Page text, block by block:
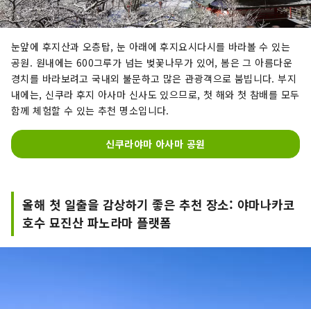
눈앞에 후지산과 오층탑, 눈 아래에 후지요시다시를 바라볼 수 있는
공원. 원내에는 600그루가 넘는 벚꽃나무가 있어, 봄은 그 아름다운
경치를 바라보려고 국내외 불문하고 많은 관광객으로 붐빕니다. 부지
내에는, 신쿠라 후지 아사마 신사도 있으므로, 첫 해와 첫 참배를 모두
함께 체험할 수 있는 추천 명소입니다.
신쿠라야마 아사마 공원
올해 첫 일출을 감상하기 좋은 추천 장소: 야마나카코
호수 묘진산 파노라마 플랫폼